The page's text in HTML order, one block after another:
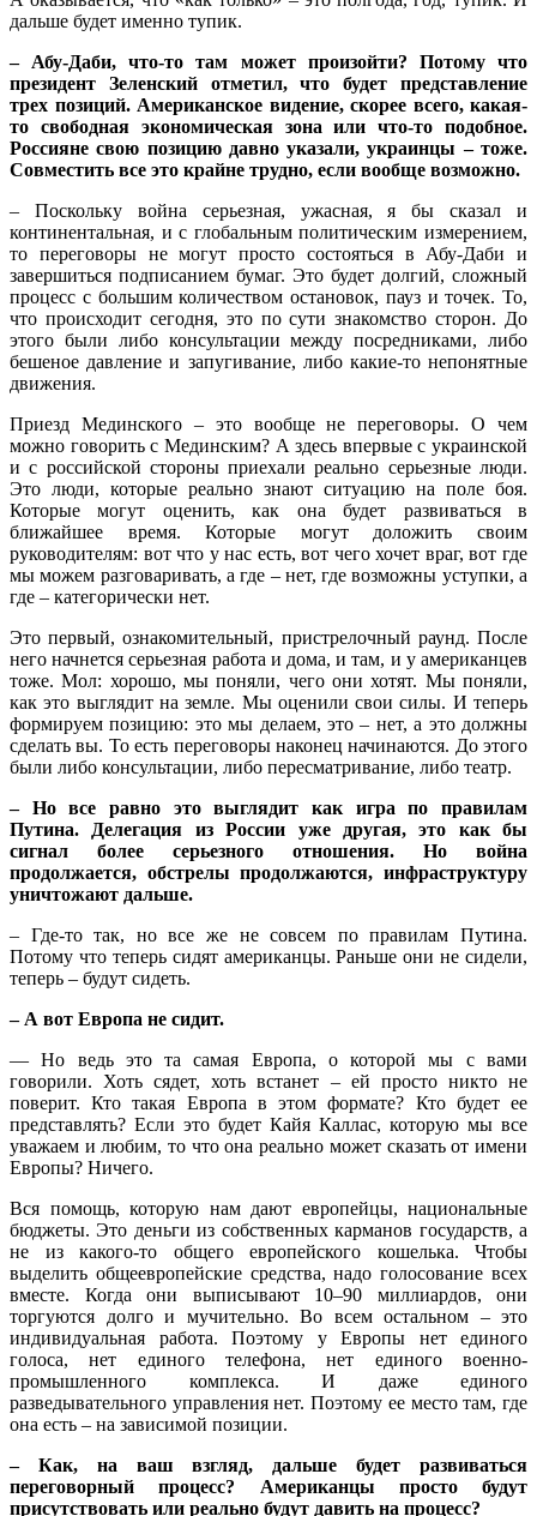
дальше будет именно тупик.
– Абу-Даби, что-то там может произойти? Потому что
президент Зеленский отметил, что будет представление
трех позиций. Американское видение, скорее всего, какая-
то свободная экономическая зона или что-то подобное.
Россияне свою позицию давно указали, украинцы – тоже.
Совместить все это крайне трудно, если вообще возможно.
– Поскольку война серьезная, ужасная, я бы сказал и
континентальная, и с глобальным политическим измерением,
то переговоры не могут просто состояться в Абу-Даби и
завершиться подписанием бумаг. Это будет долгий, сложный
процесс с большим количеством остановок, пауз и точек. То,
что происходит сегодня, это по сути знакомство сторон. До
этого были либо консультации между посредниками, либо
бешеное давление и запугивание, либо какие-то непонятные
движения.
Приезд Мединского – это вообще не переговоры. О чем
можно говорить с Мединским? А здесь впервые с украинской
и с российской стороны приехали реально серьезные люди.
Это люди, которые реально знают ситуацию на поле боя.
Которые могут оценить, как она будет развиваться в
ближайшее время. Которые могут доложить своим
руководителям: вот что у нас есть, вот чего хочет враг, вот где
мы можем разговаривать, а где – нет, где возможны уступки, а
где – категорически нет.
Это первый, ознакомительный, пристрелочный раунд. После
него начнется серьезная работа и дома, и там, и у американцев
тоже. Мол: хорошо, мы поняли, чего они хотят. Мы поняли,
как это выглядит на земле. Мы оценили свои силы. И теперь
формируем позицию: это мы делаем, это – нет, а это должны
сделать вы. То есть переговоры наконец начинаются. До этого
были либо консультации, либо пересматривание, либо театр.
– Но все равно это выглядит как игра по правилам
Путина. Делегация из России уже другая, это как бы
сигнал более серьезного отношения. Но война
продолжается, обстрелы продолжаются, инфраструктуру
уничтожают дальше.
– Где-то так, но все же не совсем по правилам Путина.
Потому что теперь сидят американцы. Раньше они не сидели,
теперь – будут сидеть.
– А вот Европа не сидит.
— Но ведь это та самая Европа, о которой мы с вами
говорили. Хоть сядет, хоть встанет – ей просто никто не
поверит. Кто такая Европа в этом формате? Кто будет ее
представлять? Если это будет Кайя Каллас, которую мы все
уважаем и любим, то что она реально может сказать от имени
Европы? Ничего.
Вся помощь, которую нам дают европейцы, национальные
бюджеты. Это деньги из собственных карманов государств, а
не из какого-то общего европейского кошелька. Чтобы
выделить общеевропейские средства, надо голосование всех
вместе. Когда они выписывают 10–90 миллиардов, они
торгуются долго и мучительно. Во всем остальном – это
индивидуальная работа. Поэтому у Европы нет единого
голоса, нет единого телефона, нет единого военно-
промышленного комплекса. И даже единого
разведывательного управления нет. Поэтому ее место там, где
она есть – на зависимой позиции.
– Как, на ваш взгляд, дальше будет развиваться
переговорный процесс? Американцы просто будут
присутствовать или реально будут давить на процесс?